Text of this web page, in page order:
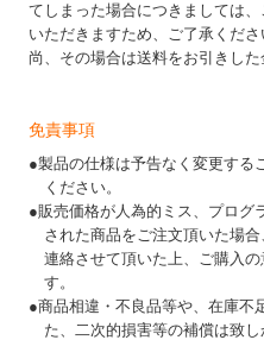
てしまった場合につきましては
いただきますため、ご了承くださ
尚、その場合は送料をお引きした
免責事項
●製品の仕様は予告なく変更する
ください。
●販売価格が人為的ミス、プログ
された商品をご注文頂いた場
連絡させて頂いた上、ご購入
す。
●商品相違・不良品等や、在庫不
た、二次的損害等の補償は致し